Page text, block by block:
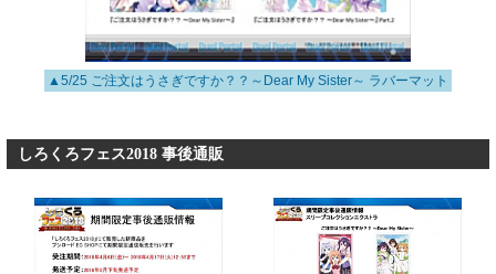
▲5/25 ご注文はうさぎですか？？～Dear My Sister～ ラバーマット
しろくろフェス2018 事後通販